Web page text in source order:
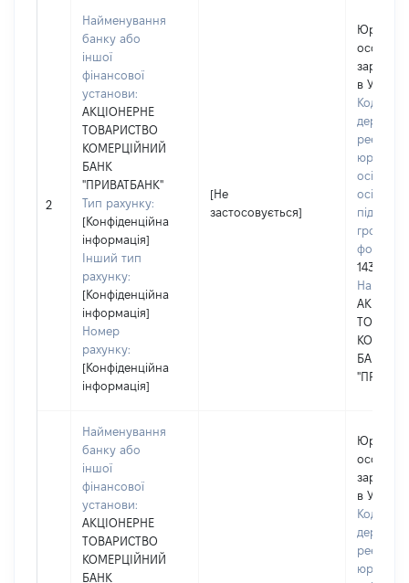
2
Найменування
банку або
іншої
фінансової
установи:
АКЦІОНЕРНЕ
ТОВАРИСТВО
КОМЕРЦІЙНИЙ
БАНК
"ПРИВАТБАНК"
Тип рахунку:
[Конфіденційна
інформація]
Інший тип
рахунку:
[Конфіденційна
інформація]
Номер
рахунку:
[Конфіденційна
інформація]
[Не
застосовується]
особа,
в Україні
Код в
реєстрі
осіб,
осіб –
14360570
БАНК
Найменування
банку або
іншої
фінансової
установи:
АКЦІОНЕРНЕ
ТОВАРИСТВО
КОМЕРЦІЙНИЙ
БАНК
особа,
в Україні
Код в
реєстрі